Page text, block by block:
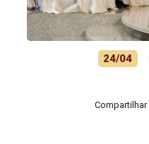
24/04
Compartilhar